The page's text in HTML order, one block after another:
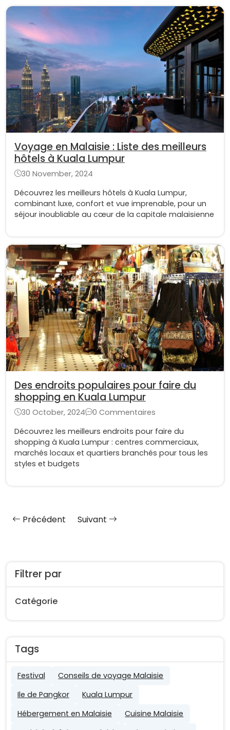
Filtrer par
Catégorie
Tags
Festival
Conseils de voyage Malaisie
Ile de Pangkor
Kuala Lumpur
Hébergement en Malaisie
Cuisine Malaisie
Voyage en Malaisie : Liste des meilleurs
hôtels à Kuala Lumpur
30 November, 2024
Découvrez les meilleurs hôtels à Kuala Lumpur,
combinant luxe, confort et vue imprenable, pour un
séjour inoubliable au cœur de la capitale malaisienne
Des endroits populaires pour faire du
shopping en Kuala Lumpur
30 October, 2024
0 Commentaires
Découvrez les meilleurs endroits pour faire du
shopping à Kuala Lumpur : centres commerciaux,
marchés locaux et quartiers branchés pour tous les
styles et budgets
Précédent Suivant